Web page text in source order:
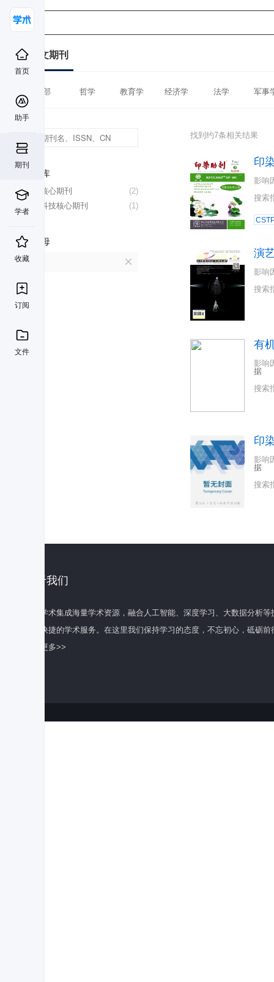
首页
助手
期刊
学者
收藏
订阅
文件
中文期刊
全部 哲学 教育学 经济学 法学 军事
数据库
(2)
北大核心期刊
(1)
中国科技核心期刊
首字母
Y
找到约7条相关结果
印
影响
搜索
演
影响
搜索
有
影响
据
搜索
印
影响
据
搜索
关于我们
百度学术集成海量学术资源，融合人工智能、深度学习、大数据分析
全面快捷的学术服务。在这里我们保持学习的态度，不忘初心，砥砺前
了解更多>>